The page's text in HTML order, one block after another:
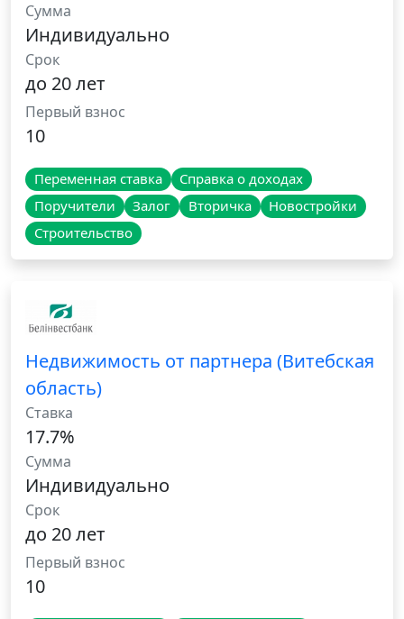
Сумма
Индивидуально
Срок
до 20 лет
Первый взнос
10
Переменная ставка
Справка о доходах
Поручители
Залог Вторичка
Новостройки
Строительство
Недвижимость от партнера (Витебская
область)
Ставка
17.7%
Сумма
Индивидуально
Срок
до 20 лет
Первый взнос
10